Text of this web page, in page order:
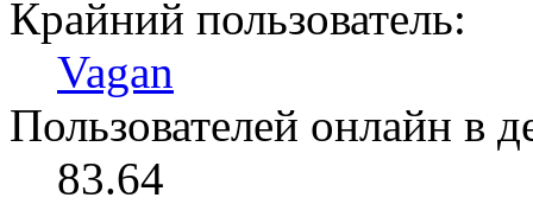
Крайний пользователь:
Vagan
Пользователей онлайн в
83.64